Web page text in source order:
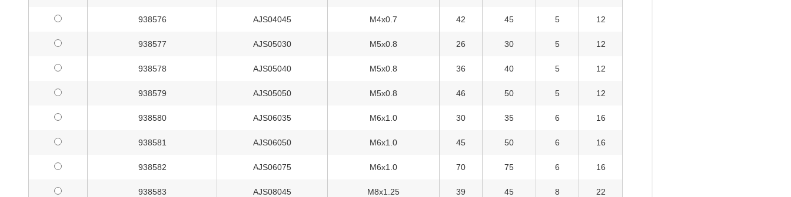
938576 AJS04045 M4x0.7 42 45 5 12
938577 AJS05030 M5x0.8 26 30 5 12
938578 AJS05040 M5x0.8 36 40 5 12
938579 AJS05050 M5x0.8 46 50 5 12
938580 AJS06035 M6x1.0 30 35 6 16
938581 AJS06050 M6x1.0 45 50 6 16
938582 AJS06075 M6x1.0 70 75 6 16
938583 AJS08045 M8x1.25 39 45 8 22